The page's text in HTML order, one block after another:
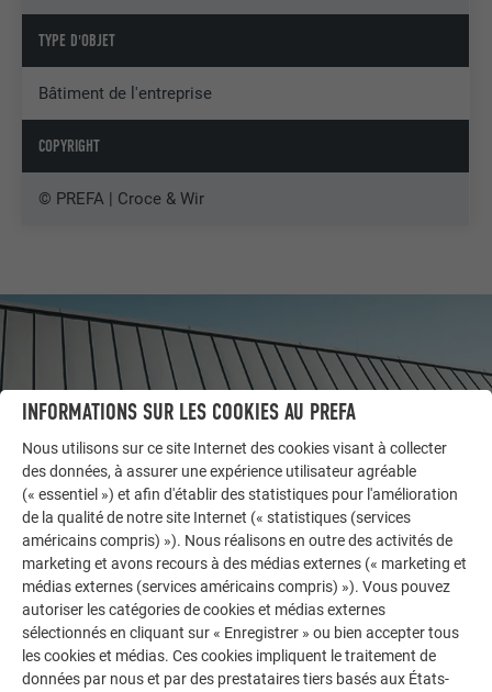
TYPE D'OBJET
Bâtiment de l'entreprise
COPYRIGHT
© PREFA | Croce & Wir
LAISSEZ-VOUS INSPIRER
AUTRES BÂTIMENTS
La galerie de références PREFA démontre la
polyvalence de l’aluminium. Découvrez d’autres projets
INFORMATIONS SUR LES COOKIES AU PREFA
Nous utilisons sur ce site Internet des cookies visant à collecter
des données, à assurer une expérience utilisateur agréable
(« essentiel ») et afin d'établir des statistiques pour l'amélioration
de la qualité de notre site Internet (« statistiques (services
américains compris) »). Nous réalisons en outre des activités de
marketing et avons recours à des médias externes (« marketing et
médias externes (services américains compris) »). Vous pouvez
autoriser les catégories de cookies et médias externes
sélectionnés en cliquant sur « Enregistrer » ou bien accepter tous
les cookies et médias. Ces cookies impliquent le traitement de
données par nous et par des prestataires tiers basés aux États-